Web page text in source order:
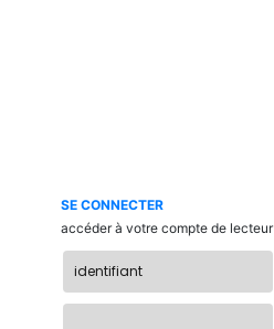
SE CONNECTER
accéder à votre compte de lecteur